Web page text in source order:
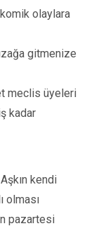
olaylara
gitmenize
meclis üyeleri
kadar
kendi
olması
pazartesi